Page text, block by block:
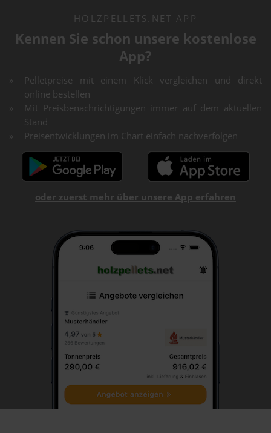
HOLZPELLETS.NET APP
Kennen Sie schon unsere kostenlose
App?
Pelletpreise mit einem Klick vergleichen und direkt
online bestellen
Mit Preisbenachrichtigungen immer auf dem aktuellen
Stand
Preisentwicklungen im Chart einfach nachverfolgen
oder zuerst mehr über unsere App erfahren